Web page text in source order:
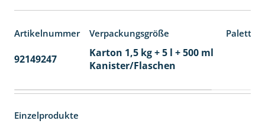
Artikelnummer Verpackungsgröße
92149247
Karton 1,5 kg + 5 l + 500 ml
Kanister/Flaschen
Einzelprodukte